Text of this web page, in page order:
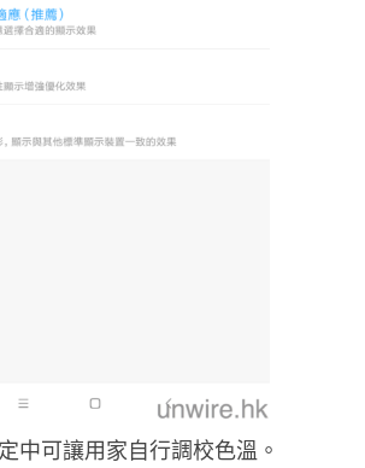
中可讓用家自行調校色溫。